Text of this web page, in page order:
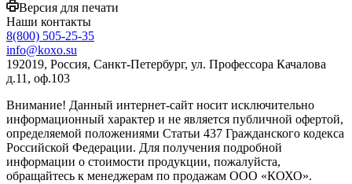
Версия для печати
Наши контакты
8(800) 505-25-35
info@koxo.su
192019, Россия, Санкт-Петербург, ул. Профессора Качалова
д.11, оф.103
Внимание! Данный интернет-сайт носит исключительно
информационный характер и не является публичной офертой,
определяемой положениями Статьи 437 Гражданского кодекса
Российской Федерации. Для получения подробной
информации о стоимости продукции, пожалуйста,
обращайтесь к менеджерам по продажам ООО «КОХО».